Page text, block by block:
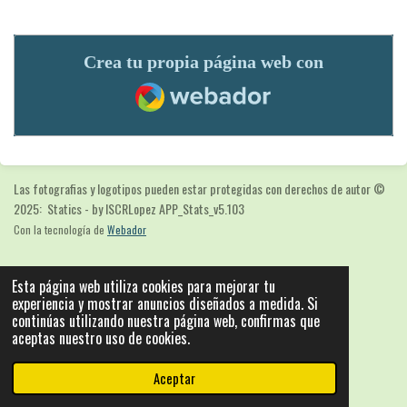
Esta página web utiliza cookies para mejorar tu
experiencia y mostrar anuncios diseñados a medida. Si
continúas utilizando nuestra página web, confirmas que
aceptas nuestro uso de cookies.
Aceptar
Crea tu propia página web con
Webador
Las fotografias y logotipos pueden estar protegidas con derechos de autor©
2025: Statics - by ISCRLopez APP_Stats_v5.103
Con la tecnología de Webador